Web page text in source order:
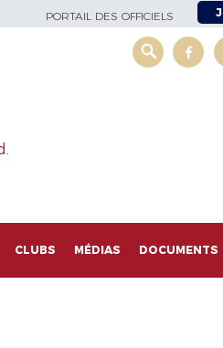
PORTAIL DES OFFICIELS
CLUBS MÉDIAS DOCUMENTS